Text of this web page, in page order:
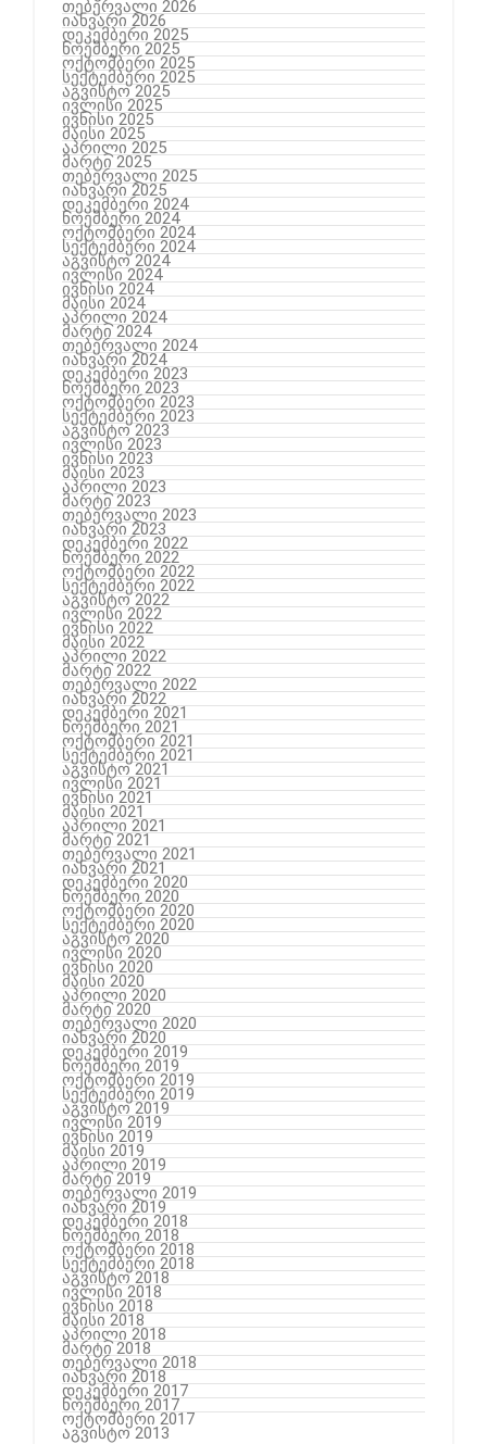
თებერვალი 2026
იანვარი 2026
დეკემბერი 2025
ნოემბერი 2025
ოქტომბერი 2025
სექტემბერი 2025
აგვისტო 2025
ივლისი 2025
ივნისი 2025
მაისი 2025
აპრილი 2025
მარტი 2025
თებერვალი 2025
იანვარი 2025
დეკემბერი 2024
ნოემბერი 2024
ოქტომბერი 2024
სექტემბერი 2024
აგვისტო 2024
ივლისი 2024
ივნისი 2024
მაისი 2024
აპრილი 2024
მარტი 2024
თებერვალი 2024
იანვარი 2024
დეკემბერი 2023
ნოემბერი 2023
ოქტომბერი 2023
სექტემბერი 2023
აგვისტო 2023
ივლისი 2023
ივნისი 2023
მაისი 2023
აპრილი 2023
მარტი 2023
თებერვალი 2023
იანვარი 2023
დეკემბერი 2022
ნოემბერი 2022
ოქტომბერი 2022
სექტემბერი 2022
აგვისტო 2022
ივლისი 2022
ივნისი 2022
მაისი 2022
აპრილი 2022
მარტი 2022
თებერვალი 2022
იანვარი 2022
დეკემბერი 2021
ნოემბერი 2021
ოქტომბერი 2021
სექტემბერი 2021
აგვისტო 2021
ივლისი 2021
ივნისი 2021
მაისი 2021
აპრილი 2021
მარტი 2021
თებერვალი 2021
იანვარი 2021
დეკემბერი 2020
ნოემბერი 2020
ოქტომბერი 2020
სექტემბერი 2020
აგვისტო 2020
ივლისი 2020
ივნისი 2020
მაისი 2020
აპრილი 2020
მარტი 2020
თებერვალი 2020
იანვარი 2020
დეკემბერი 2019
ნოემბერი 2019
ოქტომბერი 2019
სექტემბერი 2019
აგვისტო 2019
ივლისი 2019
ივნისი 2019
მაისი 2019
აპრილი 2019
მარტი 2019
თებერვალი 2019
იანვარი 2019
დეკემბერი 2018
ნოემბერი 2018
ოქტომბერი 2018
სექტემბერი 2018
აგვისტო 2018
ივლისი 2018
ივნისი 2018
მაისი 2018
აპრილი 2018
მარტი 2018
თებერვალი 2018
იანვარი 2018
დეკემბერი 2017
ნოემბერი 2017
ოქტომბერი 2017
აგვისტო 2013